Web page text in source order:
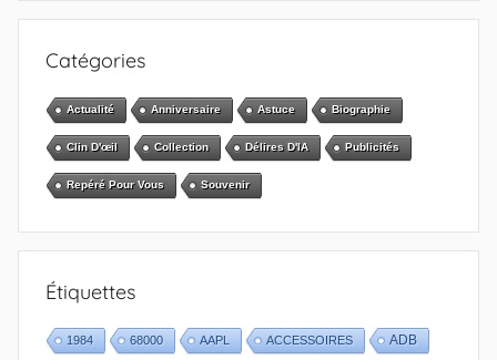
Catégories
Actualité Anniversaire Astuce Biographie
Clin D'œil Collection Délires D'IA Publicités
Repéré Pour Vous Souvenir
Étiquettes
1984 68000 AAPL ACCESSOIRES ADB